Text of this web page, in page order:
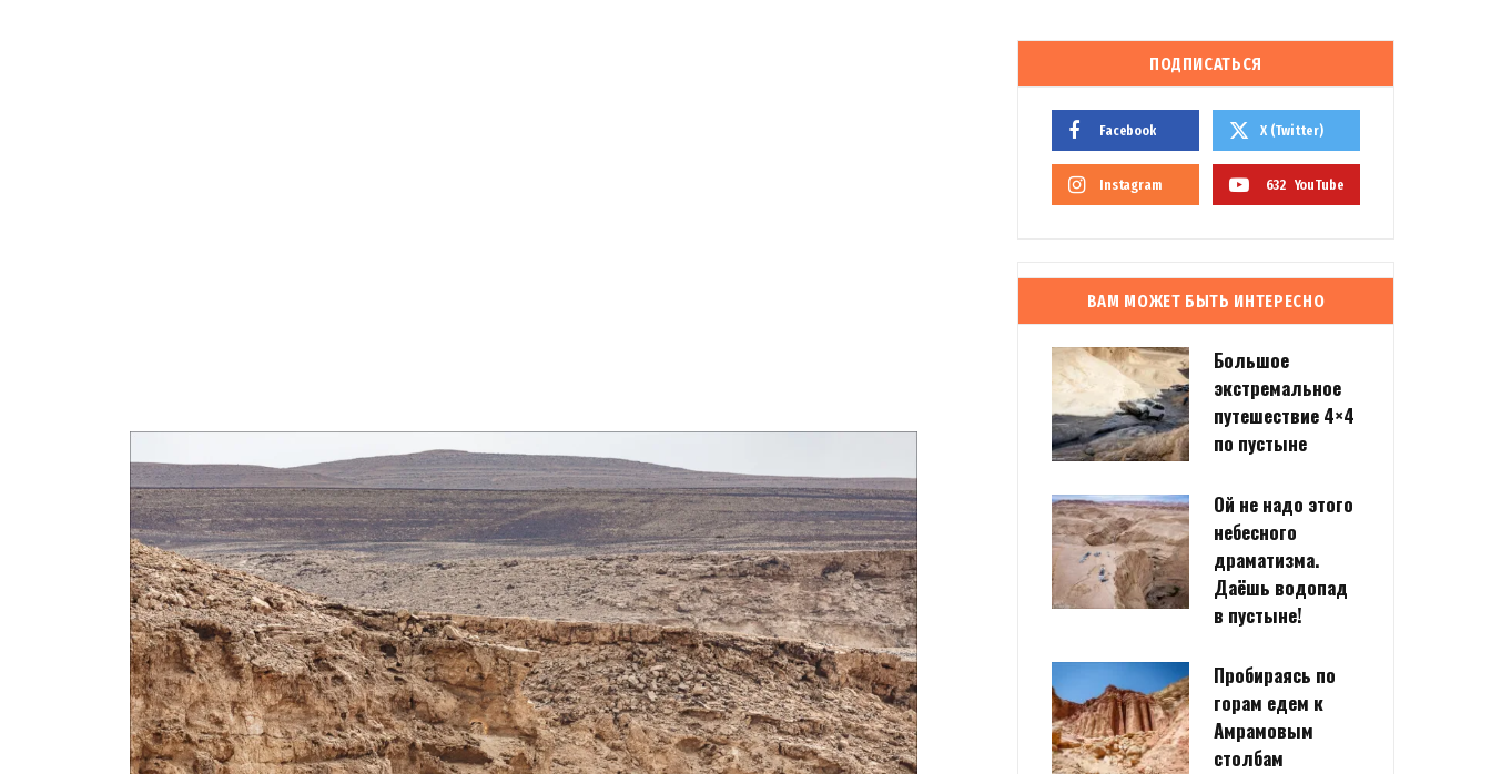
ПОДПИСАТЬСЯ
Facebook X (Twitter)
Instagram 632 YouTube
ВАМ МОЖЕТ БЫТЬ ИНТЕРЕСНО
Большое
экстремальное
путешествие 4×4
по пустыне
Ой не надо этого
небесного
драматизма.
Даёшь водопад
в пустыне!
Пробираясь по
горам едем к
Амрамовым
столбам